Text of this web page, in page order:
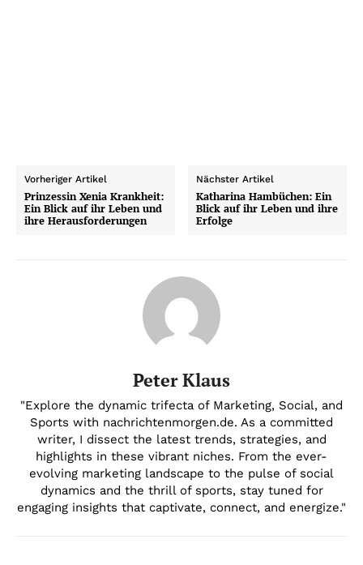
Vorheriger Artikel
Prinzessin Xenia Krankheit:
Ein Blick auf ihr Leben und
ihre Herausforderungen
Nächster Artikel
Katharina Hambüchen: Ein
Blick auf ihr Leben und ihre
Erfolge
Peter Klaus
"Explore the dynamic trifecta of Marketing, Social, and
Sports with nachrichtenmorgen.de. As a committed
writer, I dissect the latest trends, strategies, and
highlights in these vibrant niches. From the ever-
evolving marketing landscape to the pulse of social
dynamics and the thrill of sports, stay tuned for
engaging insights that captivate, connect, and energize."